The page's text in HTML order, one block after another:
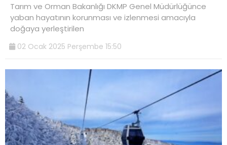
Tarım ve Orman Bakanlığı DKMP Genel Müdürlüğünce
yaban hayatının korunması ve izlenmesi amacıyla
doğaya yerleştirilen
02 Ocak 2025 Perşembe 15:50